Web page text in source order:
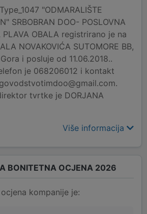
"ODMARALIŠTE
SRBOBRAN DOO- POSLOVNA
PLAVA OBALA registrirano je na
NOVAKOVIĆA SUTOMORE BB,
i posluje od 11.06.2018..
je 068206012 i kontakt
tvrtke je DORJANA
Više informacija
BONITETNA OCJENA 2026
kompanije je: